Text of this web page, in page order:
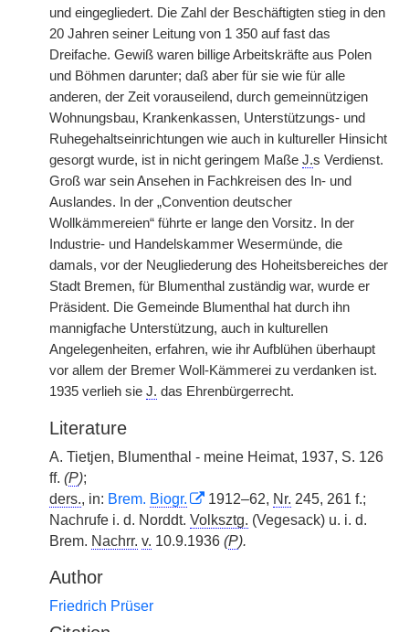
und eingegliedert. Die Zahl der Beschäftigten stieg in den
20 Jahren seiner Leitung von 1 350 auf fast das
Dreifache. Gewiß waren billige Arbeitskräfte aus Polen
und Böhmen darunter; daß aber für sie wie für alle
anderen, der Zeit vorauseilend, durch gemeinnützigen
Wohnungsbau, Krankenkassen, Unterstützungs- und
Ruhegehaltseinrichtungen wie auch in kultureller Hinsicht
gesorgt wurde, ist in nicht geringem Maße J.s Verdienst.
Groß war sein Ansehen in Fachkreisen des In- und
Auslandes. In der „Convention deutscher
Wollkämmereien“ führte er lange den Vorsitz. In der
Industrie- und Handelskammer Wesermünde, die
damals, vor der Neugliederung des Hoheitsbereiches der
Stadt Bremen, für Blumenthal zuständig war, wurde er
Präsident. Die Gemeinde Blumenthal hat durch ihn
mannigfache Unterstützung, auch in kulturellen
Angelegenheiten, erfahren, wie ihr Aufblühen überhaupt
vor allem der Bremer Woll-Kämmerei zu verdanken ist.
1935 verlieh sie J. das Ehrenbürgerrecht.
Literature
A. Tietjen, Blumenthal - meine Heimat, 1937, S. 126
ff. (P);
ders., in: Brem. Biogr. 1912–62, Nr. 245, 261 f.;
Nachrufe i. d. Norddt. Volksztg. (Vegesack) u. i. d.
Brem. Nachrr. v. 10.9.1936 (P).
Author
Friedrich Prüser